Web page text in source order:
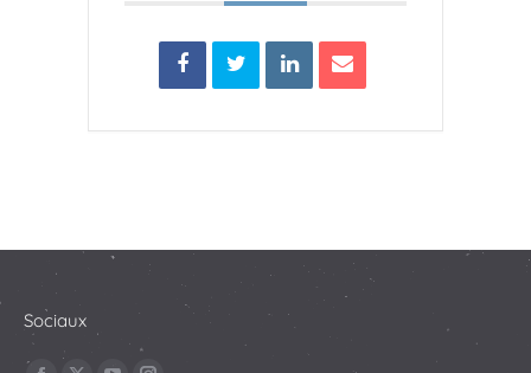
Sociaux
Trouvez nous sur :